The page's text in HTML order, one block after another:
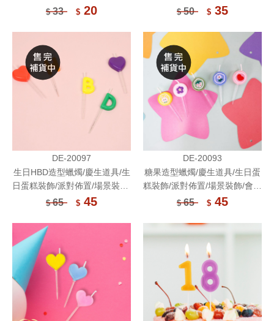
$33 $ 20
會場佈置
$50 $ 35
DE-20097
生日HBD造型蠟燭/慶生道具/生
日蛋糕裝飾/派對佈置/場景裝飾/
會場佈置
$65 $ 45
DE-20093
糖果造型蠟燭/慶生道具/生日蛋
糕裝飾/派對佈置/場景裝飾/會場
佈置
$65 $ 45